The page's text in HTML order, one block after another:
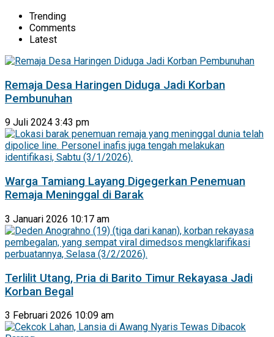
Trending
Comments
Latest
Remaja Desa Haringen Diduga Jadi Korban
Pembunuhan
9 Juli 2024 3:43 pm
Warga Tamiang Layang Digegerkan Penemuan
Remaja Meninggal di Barak
3 Januari 2026 10:17 am
Terlilit Utang, Pria di Barito Timur Rekayasa Jadi
Korban Begal
3 Februari 2026 10:09 am